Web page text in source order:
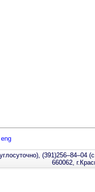
eng
(391)256–84–04
660062,